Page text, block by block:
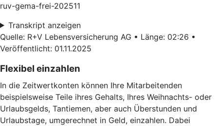
ruv-gema-frei-202511
Transkript anzeigen
Quelle: R+V Lebensversicherung AG • Länge: 02:26 •
Veröffentlicht: 01.11.2025
Flexibel einzahlen
In die Zeitwertkonten können Ihre Mitarbeitenden
beispielsweise Teile ihres Gehalts, Ihres Weihnachts- oder
Urlaubsgelds, Tantiemen, aber auch Überstunden und
Urlaubstage, umgerechnet in Geld, einzahlen. Dabei